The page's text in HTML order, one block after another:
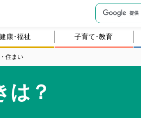
康･福祉 子育て･教育
住まい
は？